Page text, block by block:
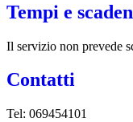
Tempi e
Il servizio non prevede
Contatti
Tel: 069454101